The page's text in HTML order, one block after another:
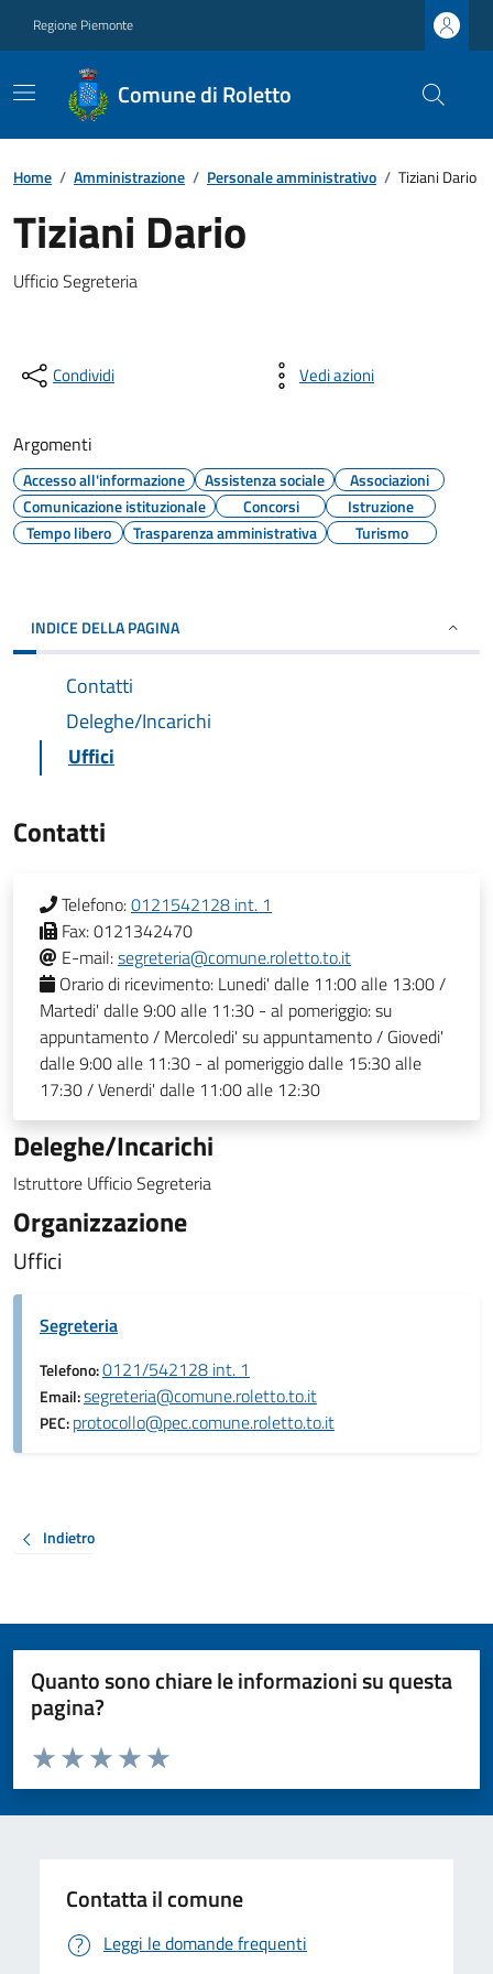
Regione Piemonte
Comune di Roletto
Home / Amministrazione / Personale amministrativo / Tiziani Dario
Tiziani Dario
Ufficio Segreteria
Condividi Vedi azioni
Argomenti
Accesso all'informazione Assistenza sociale
Associazioni
Comunicazione istituzionale
Concorsi
Istruzione
Tempo libero
Trasparenza amministrativa Turismo
INDICE DELLA PAGINA
Contatti
Deleghe/Incarichi
Uffici
Contatti
Telefono:0121542128 int. 1
Fax:0121342470
E-mail:segreteria@comune.roletto.to.it
Orario di ricevimento: Lunedi' dalle 11:00 alle 13:00 /
Martedi' dalle 9:00 alle 11:30 - al pomeriggio: su
appuntamento / Mercoledi' su appuntamento / Giovedi'
dalle 9:00 alle 11:30 - al pomeriggio dalle 15:30 alle
17:30 / Venerdi' dalle 11:00 alle 12:30
Deleghe/Incarichi
Istruttore Ufficio Segreteria
Organizzazione
Uffici
Segreteria
Telefono:0121/542128 int. 1
Email:segreteria@comune.roletto.to.it
PEC:protocollo@pec.comune.roletto.to.it
Indietro
Quanto sono chiare le informazioni su questa
pagina?
Valuta da 1 a 5 stelle la pagina
Valuta 5 stelle su 5
Valuta 4 stelle su 5
Valuta 3 stelle su 5
Valuta 2 stelle su 5
Valuta 1 stelle su 5
Contatta il comune
Leggi le domande frequenti